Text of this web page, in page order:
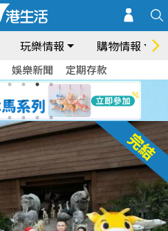
玩樂情報 購物情報
娛樂新聞 定期存款